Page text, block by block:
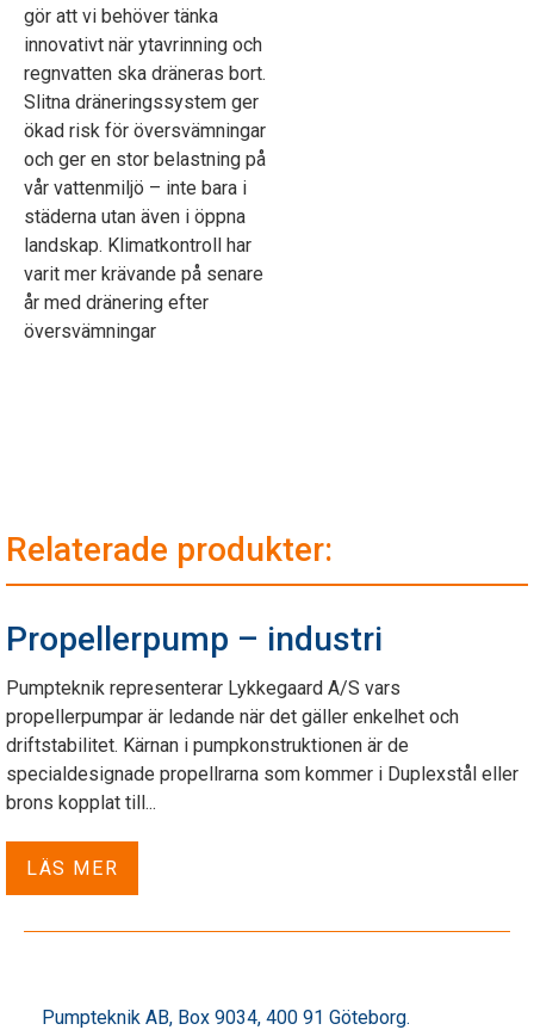
gör att vi behöver tänka
innovativt när ytavrinning och
regnvatten ska dräneras bort.
Slitna dräneringssystem ger
ökad risk för översvämningar
och ger en stor belastning på
vår vattenmiljö – inte bara i
städerna utan även i öppna
landskap. Klimatkontroll har
varit mer krävande på senare
år med dränering efter
översvämningar
Relaterade produkter:
Propellerpump – industri
Pumpteknik representerar Lykkegaard A/S vars
propellerpumpar är ledande när det gäller enkelhet och
driftstabilitet. Kärnan i pumpkonstruktionen är de
specialdesignade propellrarna som kommer i Duplexstål eller
brons kopplat till...
LÄS MER
Pumpteknik AB, Box 9034, 400 91 Göteborg.